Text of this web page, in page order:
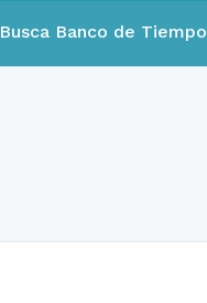
Busca Banco de Tiempo